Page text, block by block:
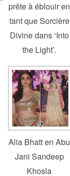
prête à éblouir en
tant que Sorcière
Divine dans ‘Into
the Light’.
Alia Bhatt en Abu
Jani Sandeep
Khosla